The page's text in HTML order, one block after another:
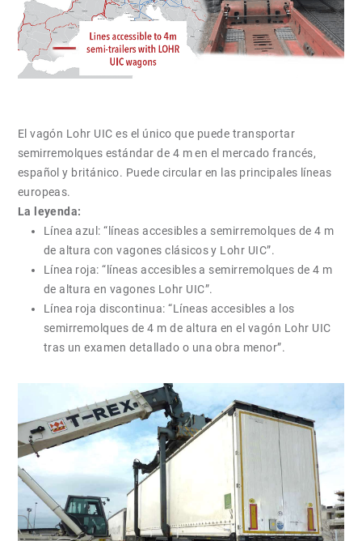
El vagón Lohr UIC es el único que puede transportar
semirremolques estándar de 4 m en el mercado francés,
español y británico. Puede circular en las principales líneas
europeas.
La leyenda:
Línea azul: “líneas accesibles a semirremolques de 4 m
de altura con vagones clásicos y Lohr UIC”.
Línea roja: “líneas accesibles a semirremolques de 4 m
de altura en vagones Lohr UIC”.
Línea roja discontinua: “Líneas accesibles a los
semirremolques de 4 m de altura en el vagón Lohr UIC
tras un examen detallado o una obra menor”.